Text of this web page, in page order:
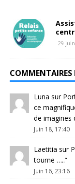
29
COMMENTAIRES
Luna sur
ce
de imagines
Juin 18, 17:40
Laetitia sur
tourne …..”
Juin 16, 23:16